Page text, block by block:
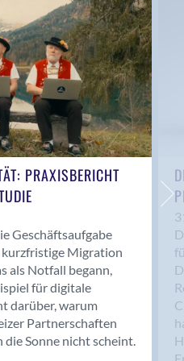
PRAXISBERICHT
Geschäftsaufgabe
Migration
als Notfall begann,
für digitale
darüber, warum
Partnerschaften
die Sonne nicht scheint.